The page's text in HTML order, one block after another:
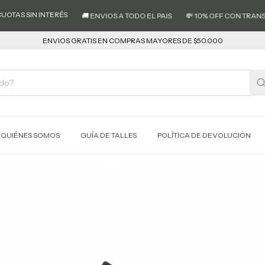
🚚 ENVIOS A TODO EL PAIS 💸 10% OFF CON TRANSFERENCIA 💳
ENVIOS GRATIS EN COMPRAS MAYORES DE $50.000
QUIÉNES SOMOS GUÍA DE TALLES POLÍTICA DE DEVOLUCIÓN